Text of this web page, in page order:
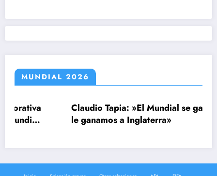
MUNDIAL 2026
Claudio Tapia: »El Mundial se ganó cuando
le ganamos a Inglaterra»